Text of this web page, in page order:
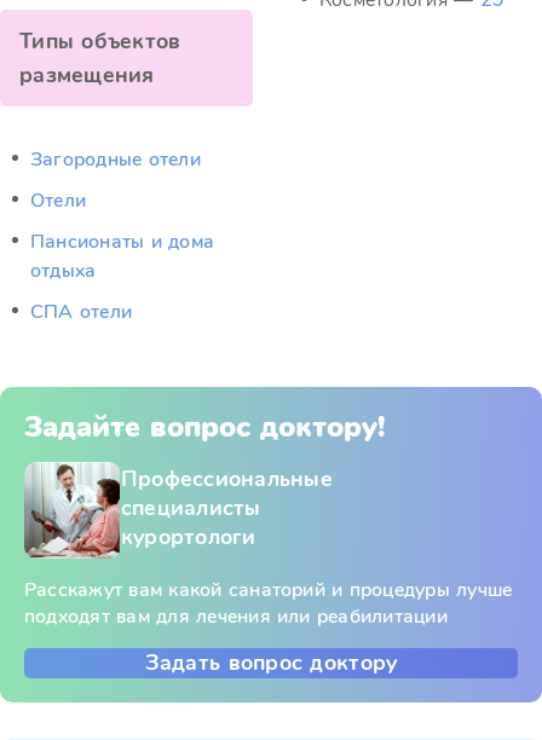
Типы объектов
размещения
Загородные отели
Отели
Пансионаты и дома
отдыха
СПА отели
Задайте вопрос доктору!
Профессиональные
специалисты
курортологи
Расскажут вам какой санаторий и процедуры лучше
подходят вам для лечения или реабилитации
Задать вопрос доктору